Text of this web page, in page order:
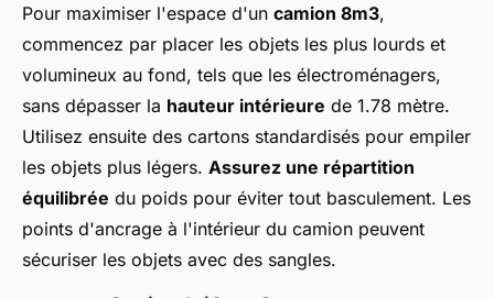
Pour maximiser l'espace d'un camion 8m3,
commencez par placer les objets les plus lourds et
volumineux au fond, tels que les électroménagers,
sans dépasser la hauteur intérieure de 1.78 mètre.
Utilisez ensuite des cartons standardisés pour empiler
les objets plus légers. Assurez une répartition
équilibrée du poids pour éviter tout basculement. Les
points d'ancrage à l'intérieur du camion peuvent
sécuriser les objets avec des sangles.